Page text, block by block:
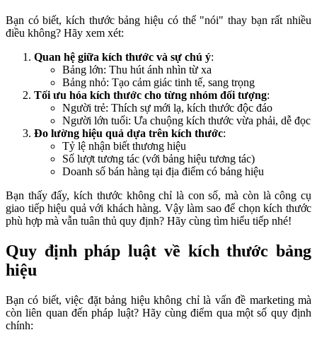
Bạn có biết, kích thước bảng hiệu có thể "nói" thay bạn rất nhiều
điều không? Hãy xem xét:
Quan hệ giữa kích thước và sự chú ý:
Bảng lớn: Thu hút ánh nhìn từ xa
Bảng nhỏ: Tạo cảm giác tinh tế, sang trọng
Tối ưu hóa kích thước cho từng nhóm đối tượng:
Người trẻ: Thích sự mới lạ, kích thước độc đáo
Người lớn tuổi: Ưa chuộng kích thước vừa phải, dễ đọc
Đo lường hiệu quả dựa trên kích thước:
Tỷ lệ nhận biết thương hiệu
Số lượt tương tác (với bảng hiệu tương tác)
Doanh số bán hàng tại địa điểm có bảng hiệu
Bạn thấy đấy, kích thước không chỉ là con số, mà còn là công cụ
giao tiếp hiệu quả với khách hàng. Vậy làm sao để chọn kích thước
phù hợp mà vẫn tuân thủ quy định? Hãy cùng tìm hiểu tiếp nhé!
Quy định pháp luật về kích thước bảng
hiệu
Bạn có biết, việc đặt bảng hiệu không chỉ là vấn đề marketing mà
còn liên quan đến pháp luật? Hãy cùng điểm qua một số quy định
chính: